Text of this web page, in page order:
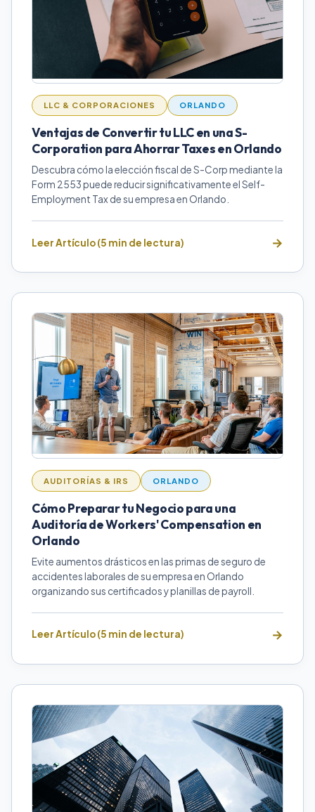
LLC & CORPORACIONES ORLANDO
Ventajas de Convertir tu LLC en una S-
Corporation para Ahorrar Taxes en Orlando
Descubra cómo la elección fiscal de S-Corp mediante la
Form 2553 puede reducir significativamente el Self-
Employment Tax de su empresa en Orlando.
Leer Artículo (5 min de lectura)
AUDITORÍAS & IRS ORLANDO
Cómo Preparar tu Negocio para una
Auditoría de Workers' Compensation en
Orlando
Evite aumentos drásticos en las primas de seguro de
accidentes laborales de su empresa en Orlando
organizando sus certificados y planillas de payroll.
Leer Artículo (5 min de lectura)